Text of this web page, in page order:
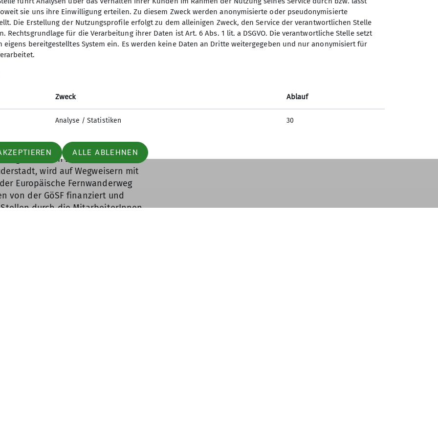
mehr nach Offenland, führt die
und dem Kerstlingeröder Feld.
stellt sich – zeitlich sehr
dar. Die alten, geplanten
verwachsen. An manchen
Göttingen oberhalb der
in Herberhausen, Roringen, Waake
werden. Die Einstiege sind zu
für sich gegangen oder abgekürzt
Zielen, wie
wird auf Wegweisern mit
Europäische Fernwanderweg
von der GöSF finanziert und
durch die MitarbeiterInnen
sie uns ihre Einwilligung erteilen. Zu diesem Zweck werden anonymisierte oder pseudonymisierte
Die Erstellung der Nutzungsprofile erfolgt zu dem alleinigen Zweck, den Service der verantwortlichen Stelle
Rechtsgrundlage für die Verarbeitung ihrer Daten ist Art. 6 Abs. 1 lit. a DSGVO. Die verantwortliche Stelle setzt
eigens bereitgestelltes System ein. Es werden keine Daten an Dritte weitergegeben und nur anonymisiert für
Zweck Ablauf
Analyse / Statistiken 30
ALLE ABLEHNEN